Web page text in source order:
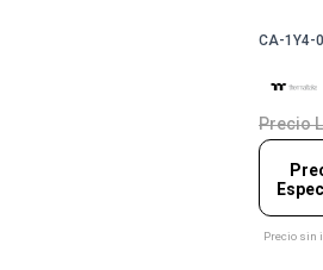
CA-1Y4-
Precio
Precio sin